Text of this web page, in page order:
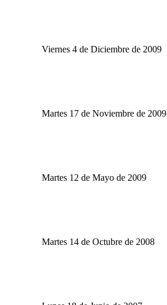
Viernes 4 de Diciembre de 2009
Martes 17 de Noviembre de 2009
Martes 12 de Mayo de 2009
Martes 14 de Octubre de 2008